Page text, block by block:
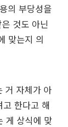
의 부당성을
것도 아닌
맞는지 의
거 자체가 아
한다고 해
게 상식에 맞